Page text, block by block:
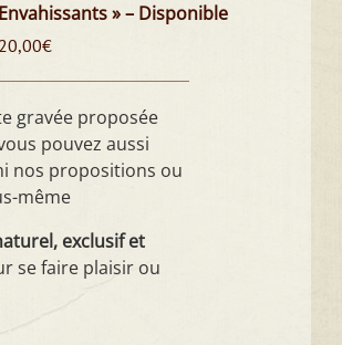
Envahissants » – Disponible
20,00€
gravée proposée
pouvez aussi
nos propositions ou
même
exclusif et
se faire plaisir ou